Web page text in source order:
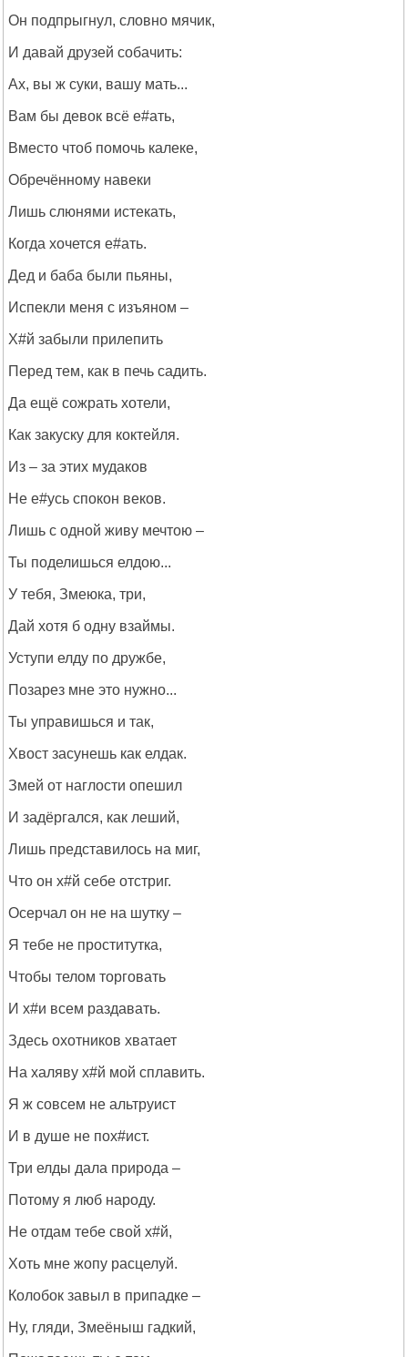
Он подпрыгнул, словно мячик,
И давай друзей собачить:
Ах, вы ж суки, вашу мать...
Вам бы девок всё е#ать,
Вместо чтоб помочь калеке,
Обречённому навеки
Лишь слюнями истекать,
Когда хочется е#ать.
Дед и баба были пьяны,
Испекли меня с изъяном –
Х#й забыли прилепить
Перед тем, как в печь садить.
Да ещё сожрать хотели,
Как закуску для коктейля.
Из – за этих мудаков
Не е#усь спокон веков.
Лишь с одной живу мечтою –
Ты поделишься елдою...
У тебя, Змеюка, три,
Дай хотя б одну взаймы.
Уступи елду по дружбе,
Позарез мне это нужно...
Ты управишься и так,
Хвост засунешь как елдак.
Змей от наглости опешил
И задёргался, как леший,
Лишь представилось на миг,
Что он х#й себе отстриг.
Осерчал он не на шутку –
Я тебе не проститутка,
Чтобы телом торговать
И х#и всем раздавать.
Здесь охотников хватает
На халяву х#й мой сплавить.
Я ж совсем не альтруист
И в душе не пох#ист.
Три елды дала природа –
Потому я люб народу.
Не отдам тебе свой х#й,
Хоть мне жопу расцелуй.
Колобок завыл в припадке –
Ну, гляди, Змеёныш гадкий,